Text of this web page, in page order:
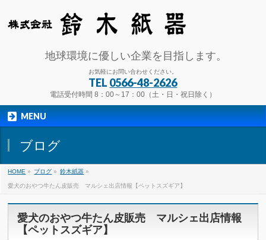
地球環境に優しい企業を目指します。
お気軽にお問い合わせください。
TEL 0566-48-2626
電話受付時間 8：00～17：00（土・日・祝日除く）
MENU
ブログ
HOME » ブログ » 鈴木紙器 »
愛犬のおやつ牛たん皮販売 マルシェ出店情報【ペットスズギア】
愛犬のおやつ牛たん皮販売 マルシェ出店情報
【ペットスズギア】